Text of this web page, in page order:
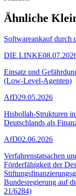
Ähnliche
Softwareankauf durch
DIE LINKE
Einsatz und
(Low-Level-Agenten)
AfD29.05.2026
Hisbollah-Strukturen
Deutschlands als
AfD02.06.2026
Verfahrenstatsachen
Förderfähigkeit der
Bundesregierung auf
21/6284)